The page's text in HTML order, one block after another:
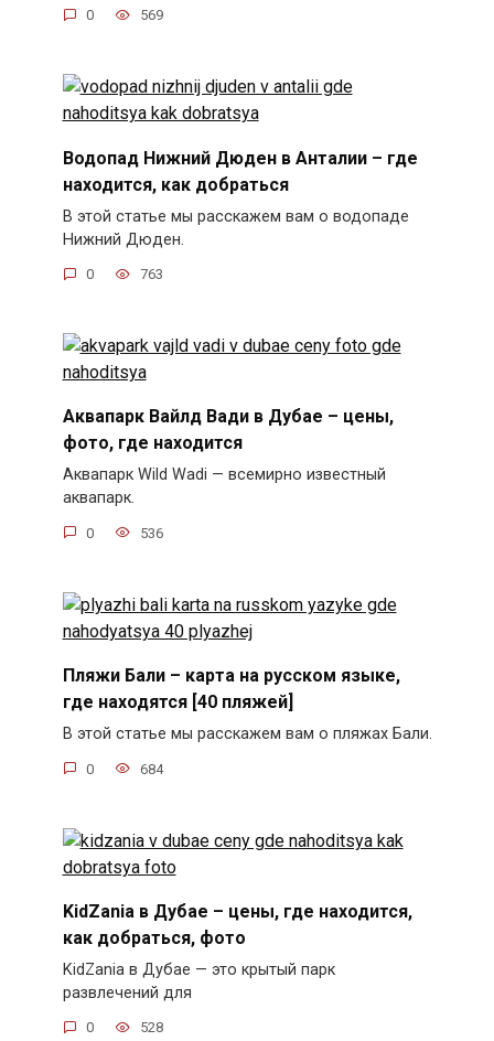
0 569
Водопад Нижний Дюден в Анталии – где
находится, как добраться
В этой статье мы расскажем вам о водопаде
Нижний Дюден.
0 763
Аквапарк Вайлд Вади в Дубае – цены,
фото, где находится
Аквапарк Wild Wadi — всемирно известный
аквапарк.
0 536
Пляжи Бали – карта на русском языке,
где находятся [40 пляжей]
В этой статье мы расскажем вам о пляжах Бали.
0 684
KidZania в Дубае – цены, где находится,
как добраться, фото
KidZania в Дубае — это крытый парк
развлечений для
0 528